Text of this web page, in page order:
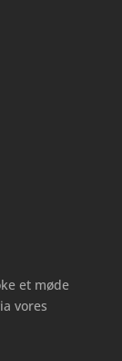
et møde
vores